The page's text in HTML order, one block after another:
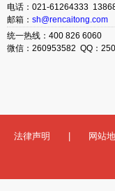
电话：021-61264333
邮箱： sh@rencaitong.com
统一热线：400 826 6060
微信：260953582 QQ：
法律声明 网站